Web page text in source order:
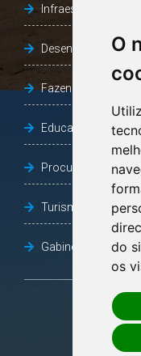
O
do
os
Infraestrutura,
Desenvolvimento
Fazenda e
Educação
Procuradoria
Turismo, Desporto
Gabinete Vice-